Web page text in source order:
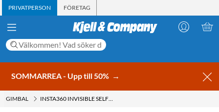
PRIVATPERSON FÖRETAG
SOMMARREA - Upp till 50% →
GIMBAL INSTA360 INVISIBLE SELFIE STICK